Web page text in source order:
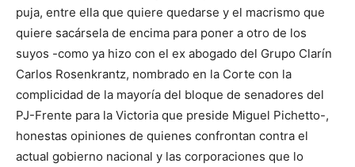
puja, entre ella que quiere quedarse y el macrismo que
quiere sacársela de encima para poner a otro de los
suyos -como ya hizo con el ex abogado del Grupo Clarín
Carlos Rosenkrantz, nombrado en la Corte con la
complicidad de la mayoría del bloque de senadores del
PJ-Frente para la Victoria que preside Miguel Pichetto-,
honestas opiniones de quienes confrontan contra el
actual gobierno nacional y las corporaciones que lo